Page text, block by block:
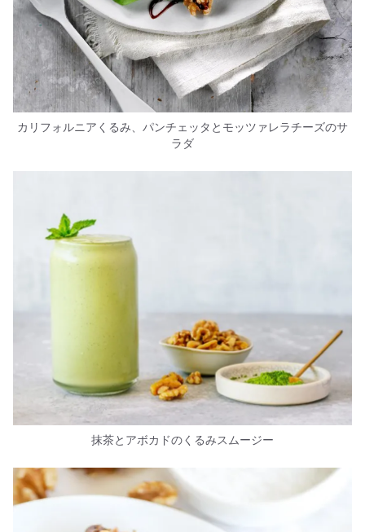
カリフォルニアくるみ、パンチェッタとモッツァレラチーズのサ
ラダ
抹茶とアボカドのくるみスムージー